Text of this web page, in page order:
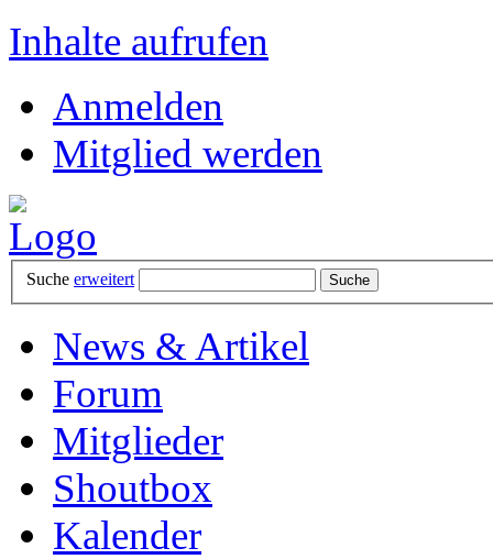
Inhalte aufrufen
Anmelden
Mitglied werden
Suche erweitert
News & Artikel
Forum
Mitglieder
Shoutbox
Kalender